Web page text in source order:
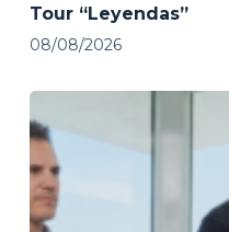
Tour “Leyendas”
08/08/2026